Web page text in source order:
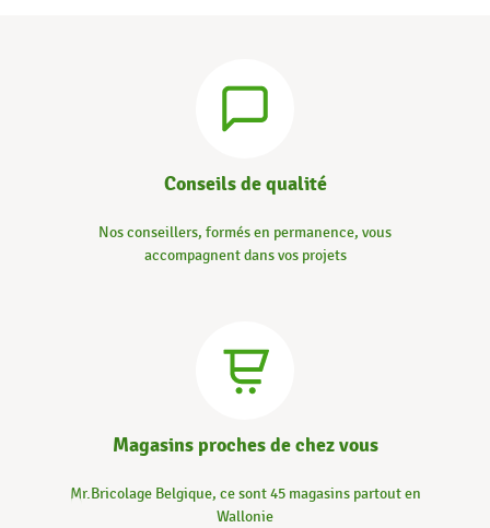
Conseils de qualité
Nos conseillers, formés en permanence, vous
accompagnent dans vos projets
Magasins proches de chez vous
Mr.Bricolage Belgique, ce sont 45 magasins partout en
Wallonie